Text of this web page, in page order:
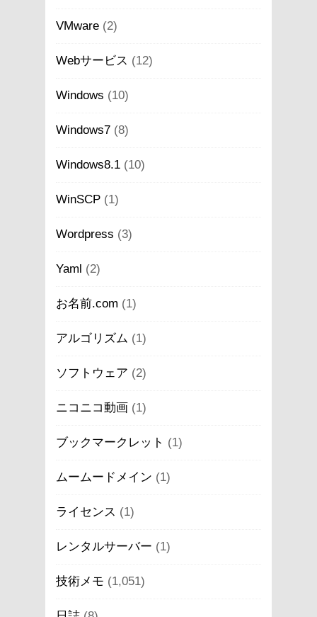
VMware (2)
Webサービス (12)
Windows (10)
Windows7 (8)
Windows8.1 (10)
WinSCP (1)
Wordpress (3)
Yaml (2)
お名前.com (1)
アルゴリズム (1)
ソフトウェア (2)
ニコニコ動画 (1)
ブックマークレット (1)
ムームードメイン (1)
ライセンス (1)
レンタルサーバー (1)
技術メモ (1,051)